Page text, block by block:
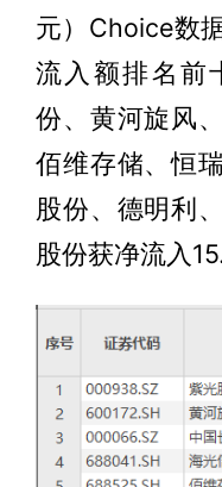
元）Choice数
流入额排名前
份、黄河旋风
佰维存储、恒
股份、德明利
股份获净流入